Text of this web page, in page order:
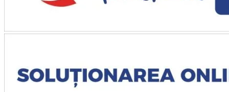
★★★★★
calitate. "